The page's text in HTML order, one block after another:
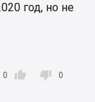
год, но не

0  0